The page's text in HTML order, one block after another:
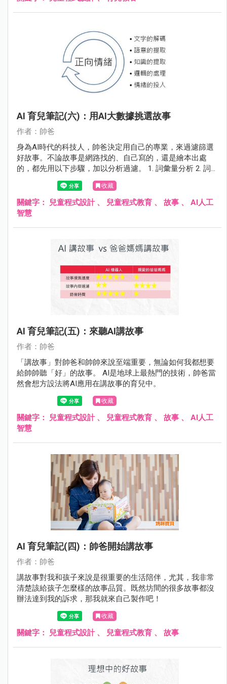
AI 育兒筆記(六)：用AI大數據挑選故事
作者：帥爸
身為AI時代的科技人，帥爸決定用自己的專業，來過濾篩選
好故事。不論故事是網路找的、自己寫的，還是繪本出處
的，都先用以下步驟，加以分析過濾。 1. 詞彙量分析 2. 詞
性分析 3. 句法分析 4. 情緒分析
收藏
關鍵字： 兒童程式設計、 兒童程式教育 、 故事 、 AI人工
智慧
AI 育兒筆記(五)：來聽AI講故事
作者：帥爸
「講故事」對帥爸和帥帥來說至端重要，無論如何我都想要
給帥帥聽「好」的故事。 AI是地球上最熱門的技術，帥爸當
然會想方設法將AI應用在講故事的育兒中。
收藏
關鍵字： 兒童程式設計、 兒童程式教育 、 故事 、 AI人工
智慧
AI 育兒筆記(四)：帥爸開始講故事
作者：帥爸
講故事對我和孩子來說是很重要的生活陪伴，尤其，我非常
清楚該給孩子怎麼樣的故事品質。既然坊間的很多故事都沒
辦法達到我的訴求，那我就來自己製作吧！
收藏
關鍵字： 兒童程式設計、 兒童程式教育 、 故事